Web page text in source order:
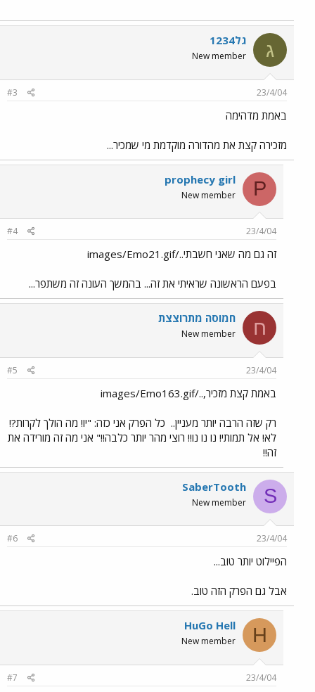
ג גל1234
New member
23/4/04
#3
באמת מדהימה
מזכירה קצת את מהדורה מוקדמת מי שמכיר...
P
prophecy girl
New member
23/4/04
#4
זה גם מה שאני חשבתי../images/Emo21.gif
בפעם הראשונה שראיתי את זה... בהמשך העונה זה משתפר...
ח חמוסה מתרוצצת
New member
23/4/04
#5
באמת קצת מזכיר,../images/Emo163.gif
רק שזה הרבה יותר מעניין.. כל הפרק אני כזה: "יו! מה הולך לקרות?!
לא! אל תמותי! נו נו נו!! רוצי מהר יותר כלבה!!" אני מה זה מורידה את
זה!!
S
SaberTooth
New member
23/4/04
#6
הפיילוט יותר טוב...
אבל גם הפרק הזה טוב.
H
HuGo Hell
New member
23/4/04
#7